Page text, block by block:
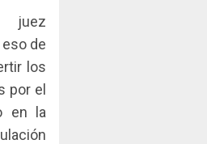
de
los
por el
en la